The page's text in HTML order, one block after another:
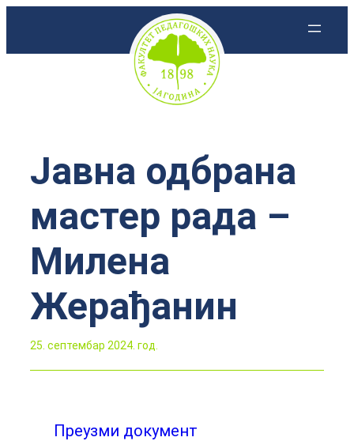
Јавна одбрана
мастер рада –
Милена
Жерађанин
25. септембар 2024. год.
Преузми документ